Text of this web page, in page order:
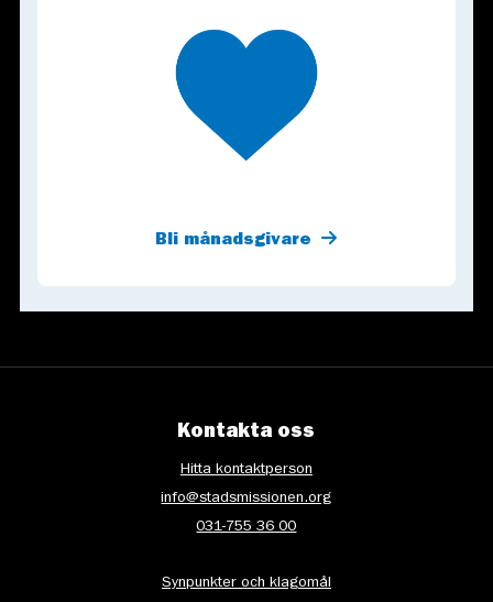
Bli månadsgivare
Kontakta oss
Hitta kontaktperson
info@stadsmissionen.org
031-755 36 00
Synpunkter och klagomål